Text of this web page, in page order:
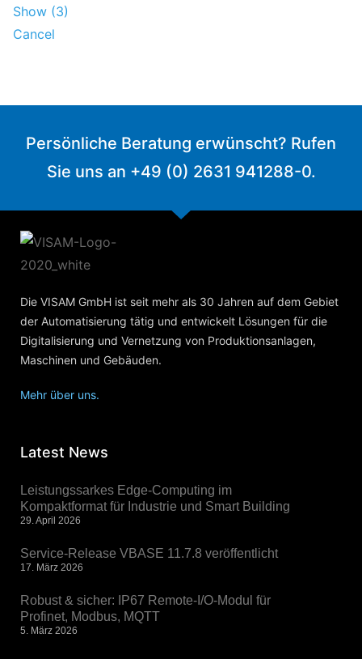
Show (3)
Cancel
Persönliche Beratung erwünscht? Rufen
Sie uns an +49 (0) 2631 941288-0.
Die VISAM GmbH ist seit mehr als 30 Jahren auf dem Gebiet
der Automatisierung tätig und entwickelt Lösungen für die
Digitalisierung und Vernetzung von Produktionsanlagen,
Maschinen und Gebäuden.
Mehr über uns.
Latest News
Leistungssarkes Edge-Computing im
Kompaktformat für Industrie und Smart Building
29. April 2026
Service-Release VBASE 11.7.8 veröffentlicht
17. März 2026
Robust & sicher: IP67 Remote-I/O-Modul für
Profinet, Modbus, MQTT
5. März 2026